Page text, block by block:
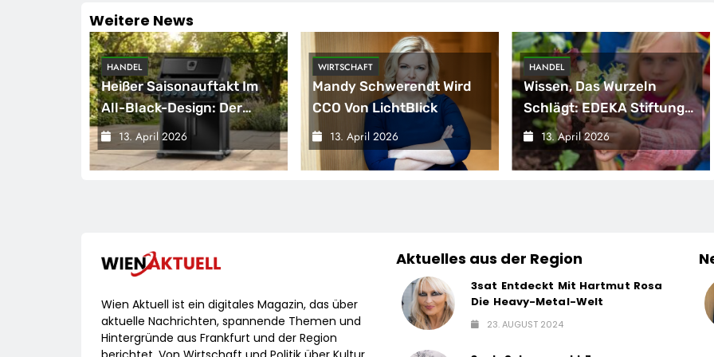
Weitere News
HANDEL
Heißer Saisonauftakt Im
All-Black-Design: Der
Napoleon Rogue PRO-S
525 In Der Exklusiven
Grillfürst-Edition
13. April 2026
WIRTSCHAFT
Mandy Schwerendt Wird
CCO Von LichtBlick
13. April 2026
HANDEL
Wissen, Das Wurzeln
Schlägt: EDEKA Stiftung
Bringt Wieder
Gemüsebeete In
Deutschlands Kitas
13. April 2026
Wien Aktuell ist ein digitales Magazin, das über
aktuelle Nachrichten, spannende Themen und
Hintergründe aus Frankfurt und der Region
Aktuelles aus der Region
3sat Entdeckt Mit Hartmut Rosa
Die Heavy-Metal-Welt
23. AUGUST 2024